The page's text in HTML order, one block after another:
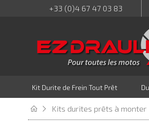
+33 (0)4 67 47 03 83
Kit Durite de Frein Tout Prêt
Kits durites prêts à monter